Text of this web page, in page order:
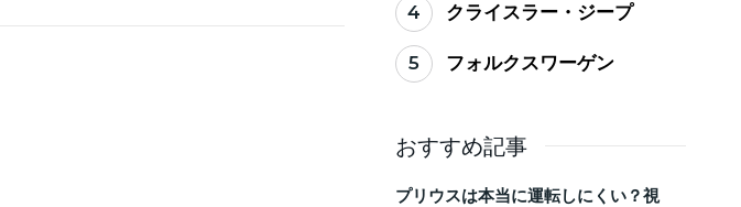
4 クライスラー・ジープ
5 フォルクスワーゲン
おすすめ記事
プリウスは本当に運転しにくい？視